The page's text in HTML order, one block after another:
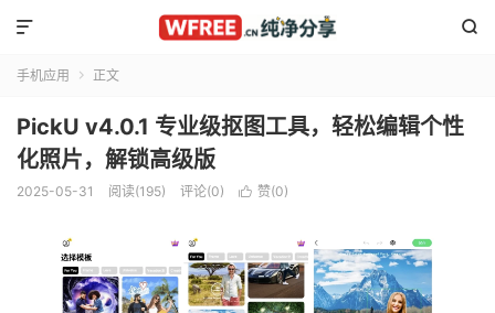


手机应用  正文
PickU v4.0.1 专业级抠图工具，轻松编辑个性
化照片，解锁高级版
2025-05-31 阅读(195) 评论(0)  赞(0)